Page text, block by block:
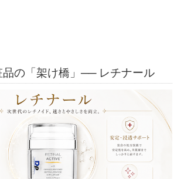
品の「架け橋」── レチナール